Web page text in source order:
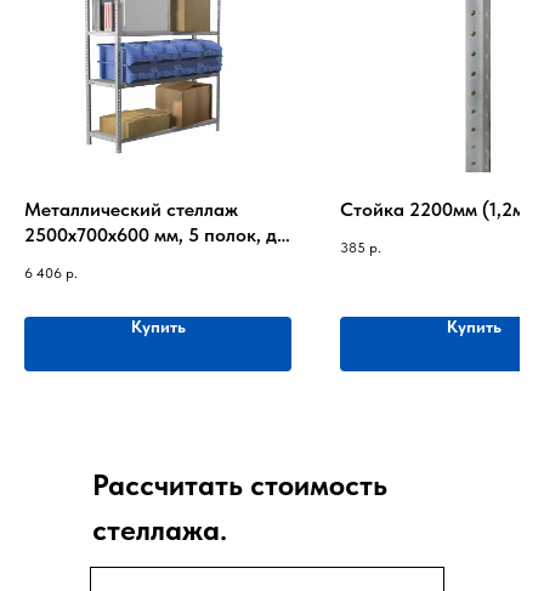
Металлический стеллаж
2500х700х600 мм, 5 полок, до
6 406 р.
Купить
Стойка 2200мм
385 р.
Купить
Рассчитать стоимость
стеллажа.